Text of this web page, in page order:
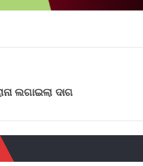
ଲଗାଇଲା ଦାଗ